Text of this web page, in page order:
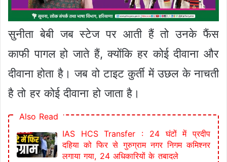
सुनीता बेबी जब स्टेज पर आती हैं तो उनके फैंस
काफी पागल हो जाते हैं, क्योंकि हर कोई दीवाना और
दीवाना होता है। जब वो टाइट कुर्ती में उछल के नाचती
है तो हर कोई दीवाना हो जाता है।
Also Read
IAS HCS Transfer : 24 घंटों में प्रदीप
दहिया को फिर से गुरुग्राम नगर निगम कमिश्नर
लगाया गया, 24 अधिकारियों के तबादले